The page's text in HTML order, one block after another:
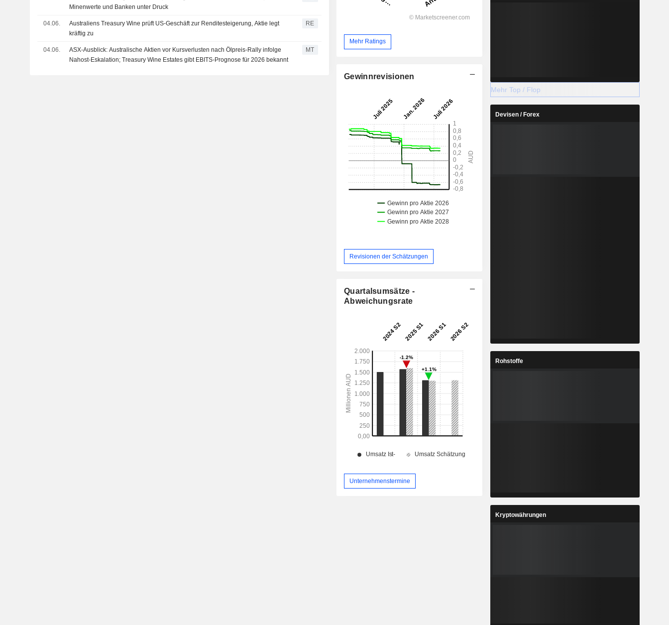
Minenwerte und Banken unter Druck
04.06.
Australiens Treasury Wine prüft US-Geschäft zur Renditesteigerung, Aktie legt
kräftig zu
RE
04.06.
ASX-Ausblick: Australische Aktien vor Kursverlusten nach Ölpreis-Rally infolge
Nahost-Eskalation; Treasury Wine Estates gibt EBITS-Prognose für 2026 bekannt
MT
Mehr Ratings
Gewinnrevisionen
Revisionen der Schätzungen
Quartalsumsätze -
Abweichungsrate
Unternehmenstermine
Mehr Top / Flop
Devisen / Forex
Rohstoffe
Kryptowährungen